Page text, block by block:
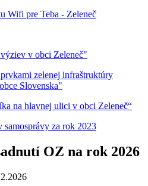
Wifi pre Teba - Zeleneč
v obci Zeleneč"
zelenej infraštruktúry
Slovenska"
na hlavnej ulici v obci Zeleneč“
samosprávy za rok 2023
OZ na rok 2026